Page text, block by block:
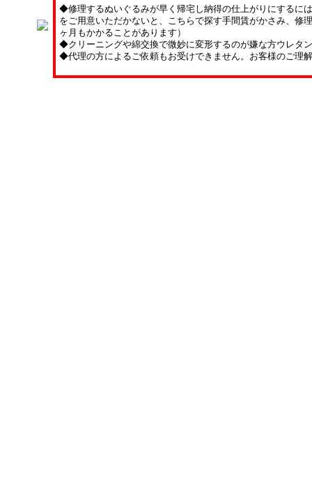
◆修理するぬいぐるみが早く帰宅し納得の仕上がりにするに
をご用意いただかないと、こちらで探す手間賃がかさみ、修
ヶ月もかかることがあります）
◆クリーニングや綿交換で微妙に変形するのが嫌な方ウレタ
◆代理の方によるご依頼もお受けできません。お客様のご理